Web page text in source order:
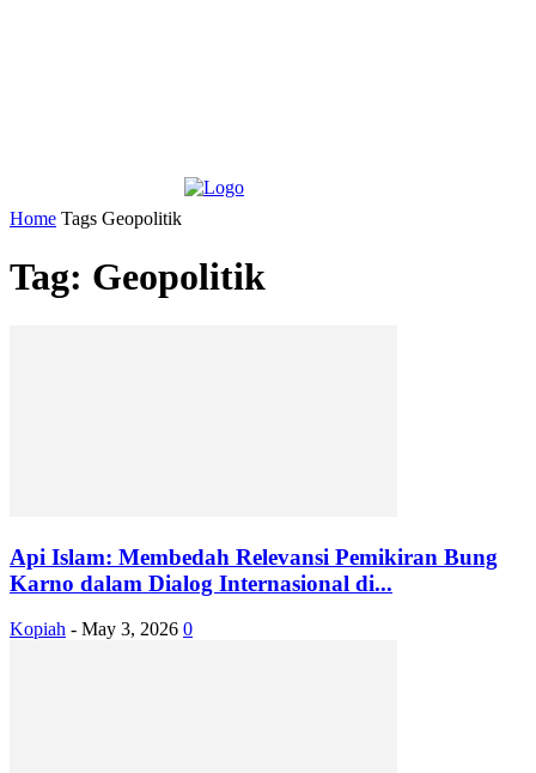
Home Tags Geopolitik
Tag: Geopolitik
Api Islam: Membedah Relevansi Pemikiran Bung
Karno dalam Dialog Internasional di...
Kopiah - May 3, 2026 0